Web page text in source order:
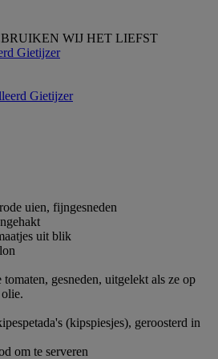
WIJ HET LIEFST
Gietijzer
uien, fijngesneden
uit blik
gesneden, uitgelekt als ze op
(kipspiesjes), geroosterd in
om te serveren